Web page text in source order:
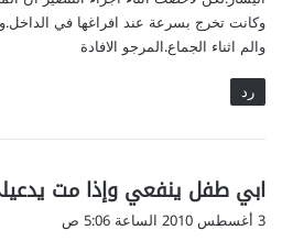
وكانت تخرج بسرعة عند افراغها في
والم اثناء الجماع.المرجو الافادة
رد
ي
ق
ابي طفل ينفعي وإذا مت
3 أغسطس 2010 الساعة 5:06 ص